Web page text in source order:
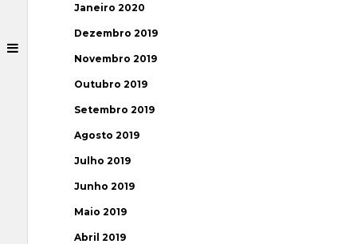
Janeiro 2020
Dezembro 2019
Novembro 2019
Outubro 2019
Setembro 2019
Agosto 2019
Julho 2019
Junho 2019
Maio 2019
Abril 2019